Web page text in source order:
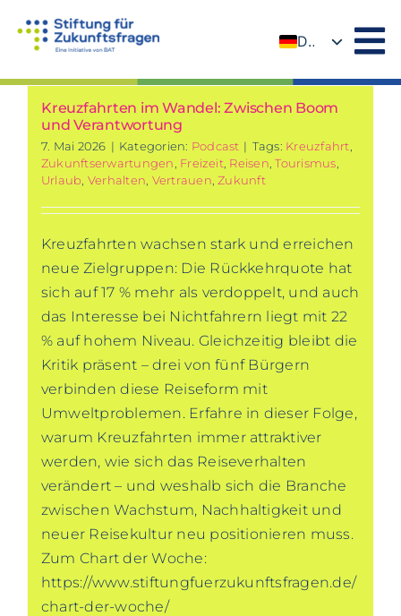
Inhalt
DE
Kreuzfahrten im Wandel: Zwischen Boom
und Verantwortung
7. Mai 2026 | Kategorien: Podcast | Tags: Kreuzfahrt
Zukunftserwartungen Freizeit, Reisen ,Tourismus
Urlaub Verhalten Vertrauen ,Zukunft
Kreuzfahrten wachsen stark und erreichen
neue Zielgruppen: Die Rückkehrquote hat
sich auf 17 % mehr als verdoppelt, und auch
das Interesse bei Nichtfahrern liegt mit 22
% auf hohem Niveau. Gleichzeitig bleibt die
Kritik präsent – drei von fünf Bürgern
verbinden diese Reiseform mit
Umweltproblemen. Erfahre in dieser Folge,
warum Kreuzfahrten immer attraktiver
werden, wie sich das Reiseverhalten
verändert – und weshalb sich die Branche
zwischen Wachstum, Nachhaltigkeit und
neuer Reisekultur neu positionieren muss.
Zum Chart der Woche:
https://www.stiftungfuerzukunftsfragen.de/
chart-der-woche/